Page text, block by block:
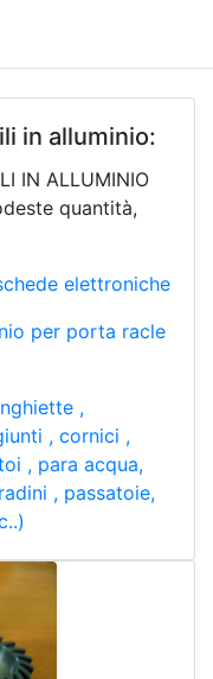
in alluminio:
IN ALLUMINIO
quantità,
elettroniche
per porta racle
,
, cornici ,
, para acqua,
, passatoie,